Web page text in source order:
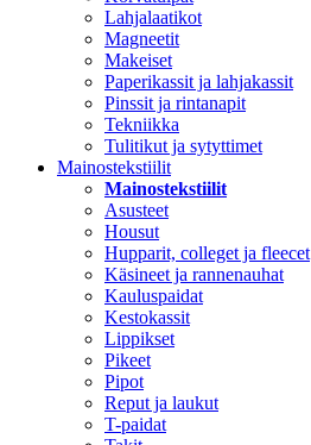
Lahjalaatikot
Magneetit
Makeiset
Paperikassit ja lahjakassit
Pinssit ja rintanapit
Tekniikka
Tulitikut ja sytyttimet
Mainostekstiilit
Mainostekstiilit
Asusteet
Housut
Hupparit, colleget ja fleecet
Käsineet ja rannenauhat
Kauluspaidat
Kestokassit
Lippikset
Pikeet
Pipot
Reput ja laukut
T-paidat